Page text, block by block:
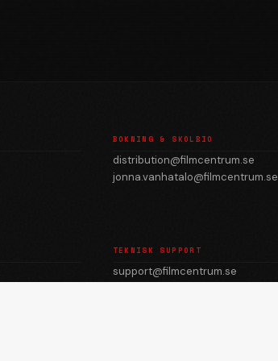
BOKNING & SKOLBIO
distribution@filmcentrum.se
jonna.vanhatalo@filmcentrum.se
TEKNISK SUPPORT
support@filmcentrum.se